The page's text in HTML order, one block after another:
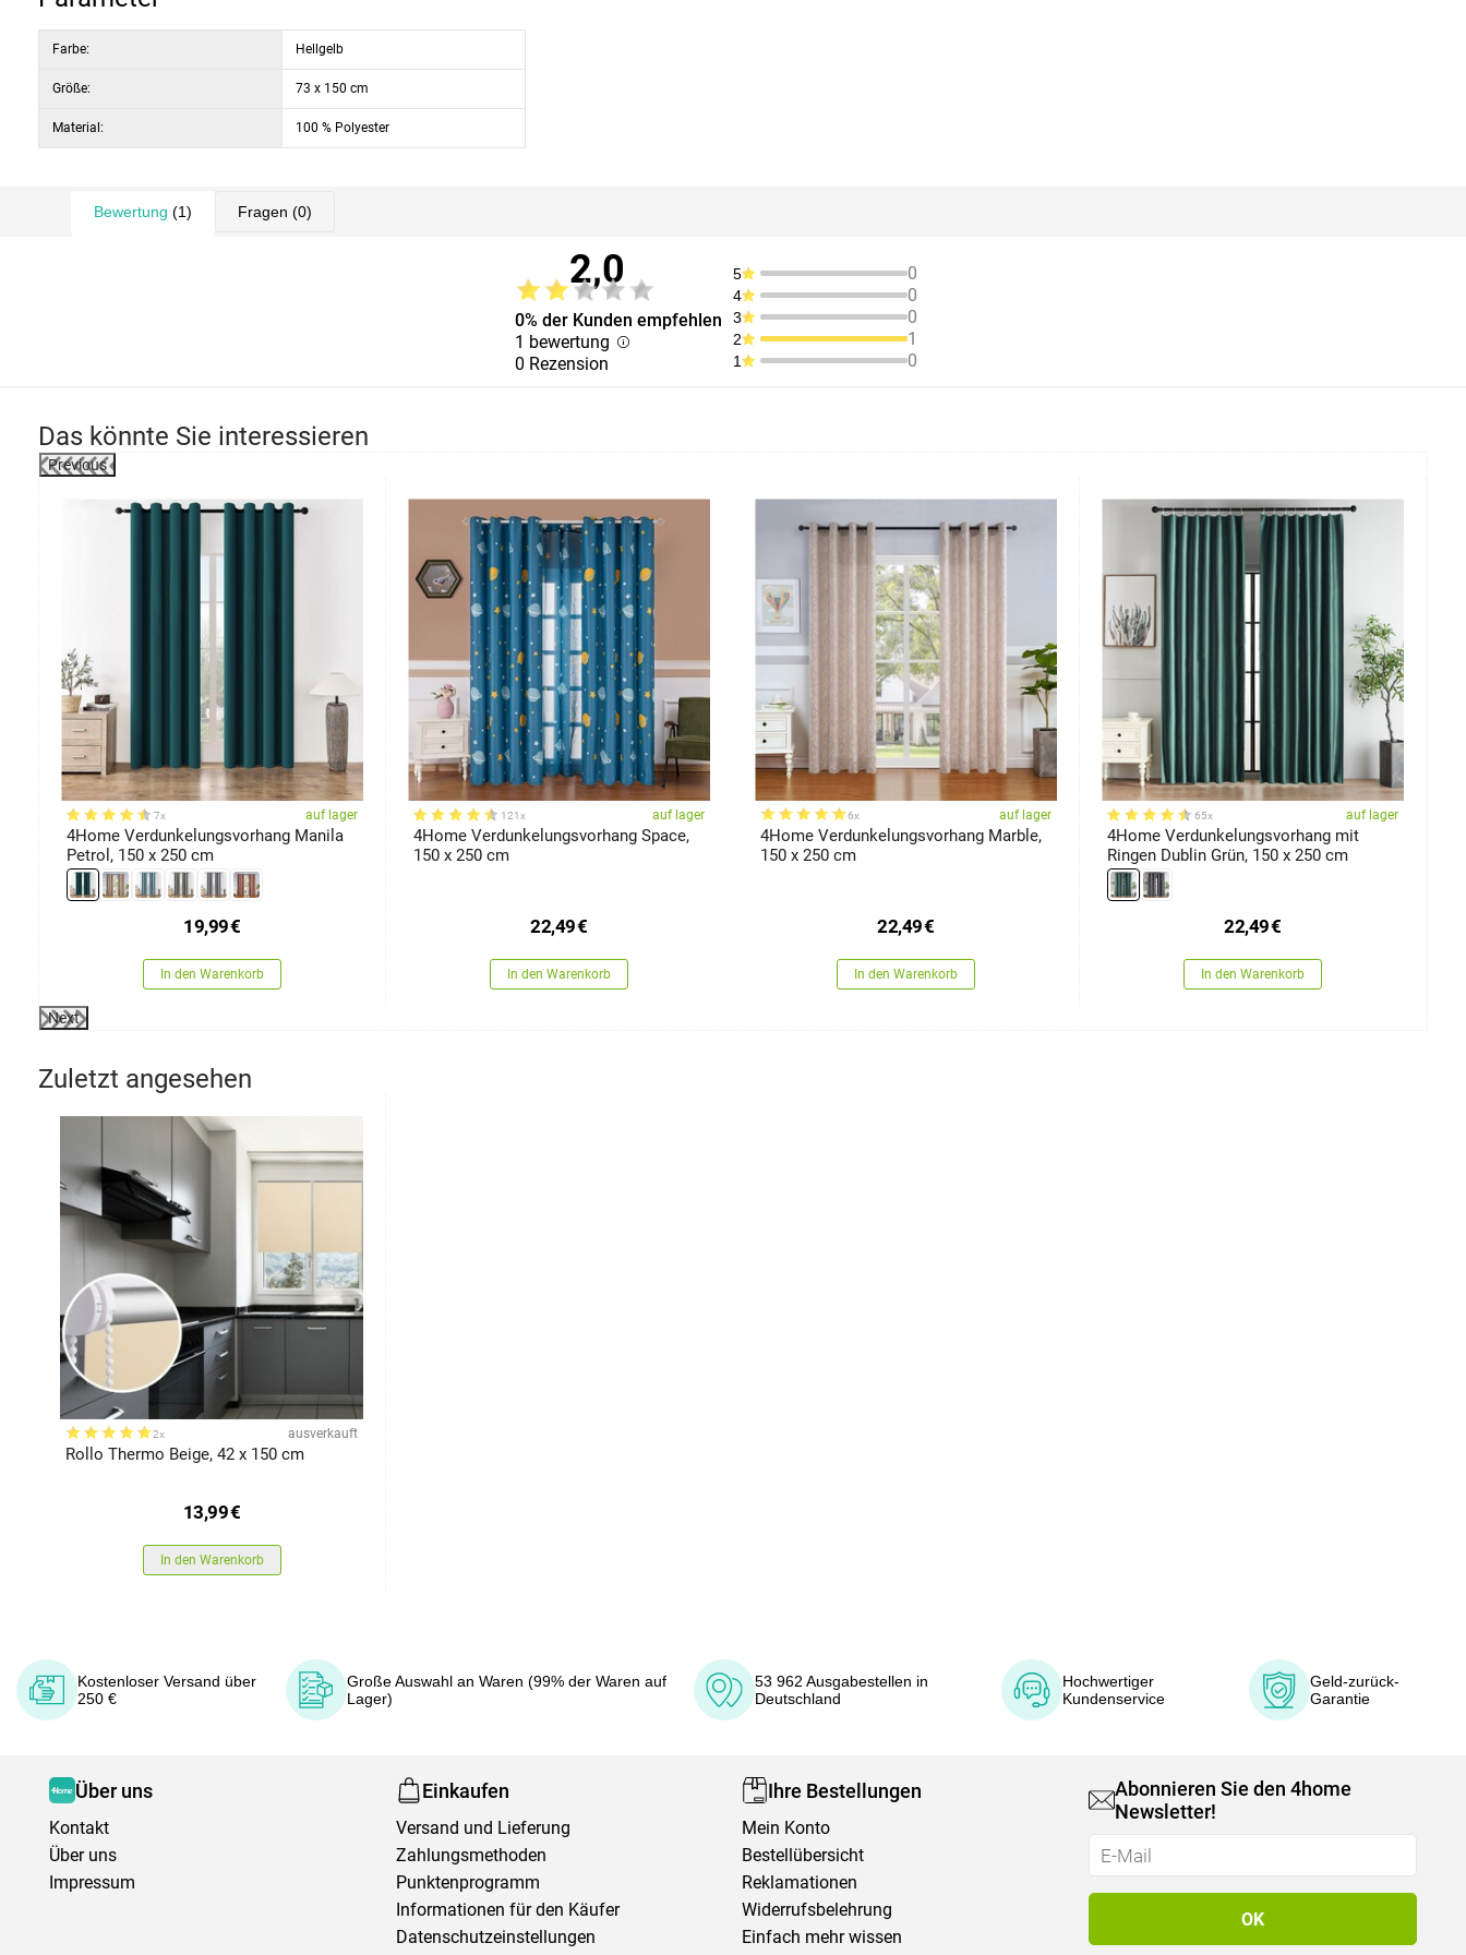
Farbe: Hellgelb
Größe: 73 x 150 cm
Material: 100 % Polyester
Bewertung (1) Fragen (0)
2,0
0% der Kunden empfehlen
1 bewertung
0 Rezension
5 0
4 0
3 0
2 1
1 0
Das könnte Sie interessieren
Previous
7x auf lager
4Home Verdunkelungsvorhang Manila
Petrol, 150 x 250 cm
19,99€
In den Warenkorb
121x auf lager
4Home Verdunkelungsvorhang Space,
150 x 250 cm
22,49€
In den Warenkorb
6x auf lager
4Home Verdunkelungsvorhang Marble,
150 x 250 cm
22,49€
In den Warenkorb
65x auf lager
4Home Verdunkelungsvorhang mit
Ringen Dublin Grün, 150 x 250 cm
22,49€
In den Warenkorb
Next
Zuletzt angesehen
2x ausverkauft
Rollo Thermo Beige, 42 x 150 cm
13,99€
In den Warenkorb
Kostenloser Versand über
250 €
Große Auswahl an Waren (99% der Waren auf
Lager)
53 962 Ausgabestellen in
Deutschland
Hochwertiger
Kundenservice
Geld-zurück-
Garantie
Über uns
Kontakt
Über uns
Impressum
Einkaufen
Versand und Lieferung
Zahlungsmethoden
Punktenprogramm
Informationen für den Käufer
Datenschutzeinstellungen
Ihre Bestellungen
Mein Konto
Bestellübersicht
Reklamationen
Widerrufsbelehrung
Einfach mehr wissen
Abonnieren Sie den 4home
Newsletter!